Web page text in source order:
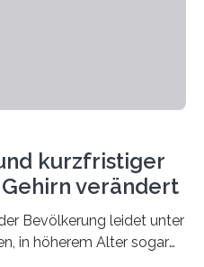
kurzfristiger
verändert
Bevölkerung leidet unter
in höherem Alter sogar